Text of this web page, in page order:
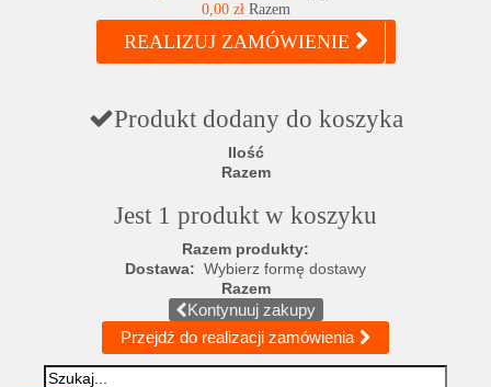
0,00 zł Razem
REALIZUJ ZAMÓWIENIE
Produkt dodany do koszyka
Ilość
Razem
Jest 1 produkt w koszyku
Razem produkty:
Dostawa: Wybierz formę dostawy
Razem
Kontynuuj zakupy
Przejdź do realizacji zamówienia